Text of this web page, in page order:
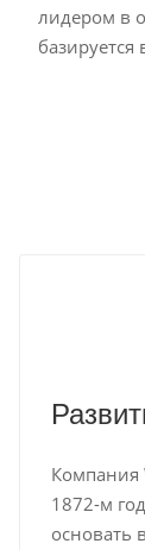
лидером в
Компания
1872-м
основать